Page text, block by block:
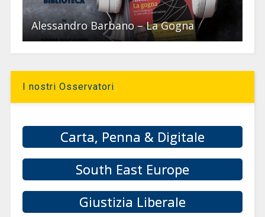
Alessandro Barbano – La Gogna
I nostri Osservatori
Carta, Penna & Digitale
South East Europe
Giustizia Liberale